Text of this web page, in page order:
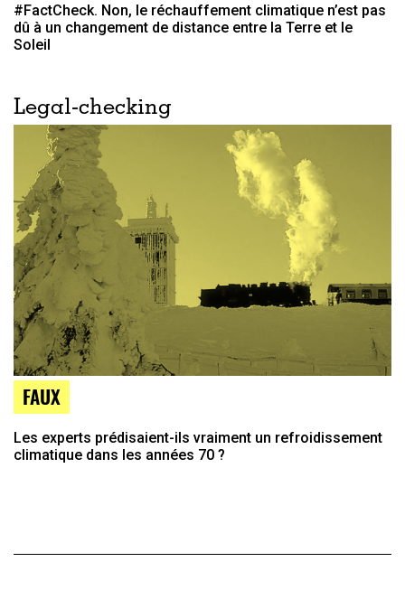
#FactCheck. Non, le réchauffement climatique n’est pas
dû à un changement de distance entre la Terre et le
Soleil
Legal-checking
FAUX
Les experts prédisaient-ils vraiment un refroidissement
climatique dans les années 70 ?